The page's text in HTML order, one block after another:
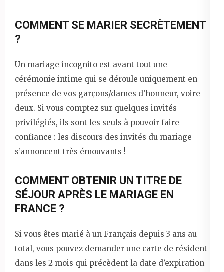
COMMENT SE MARIER SECRÈTEMENT
?
Un mariage incognito est avant tout une
cérémonie intime qui se déroule uniquement en
présence de vos garçons/dames d’honneur, voire
deux. Si vous comptez sur quelques invités
privilégiés, ils sont les seuls à pouvoir faire
confiance : les discours des invités du mariage
s’annoncent très émouvants !
COMMENT OBTENIR UN TITRE DE
SÉJOUR APRÈS LE MARIAGE EN
FRANCE ?
Si vous êtes marié à un Français depuis 3 ans au
total, vous pouvez demander une carte de résident
dans les 2 mois qui précèdent la date d’expiration